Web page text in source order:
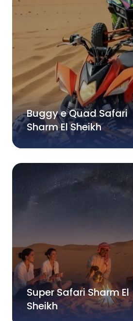
Buggy e Quad Safari
Sharm El Sheikh
Super Safari Sharm El
Sheikh